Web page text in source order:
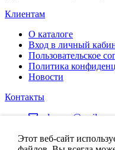
Клиентам
О каталоге
Вход в личный
Пользовательское
Политика
Новости
Контакты
pulpro.ru@mail.ru
Этот веб-сайт